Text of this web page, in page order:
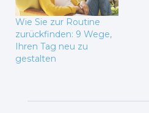
Wie Sie zur Routine
zurückfinden: 9 Wege,
Ihren Tag neu zu
gestalten